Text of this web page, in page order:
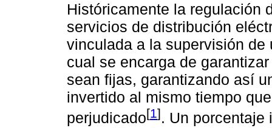
Históricamente la regulación
servicios de distribución
vinculada a la supervisión
cual se encarga de
sean fijas, garantizando así
invertido al mismo tiempo
perjudicado[1]. Un porcentaje